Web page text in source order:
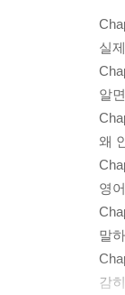
실
알
왜
영
말
감